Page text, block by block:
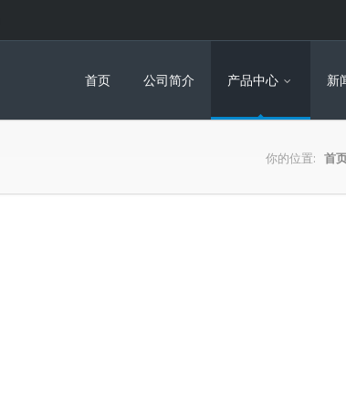
首页 公司简介 产品中心 新
你的位置: 首